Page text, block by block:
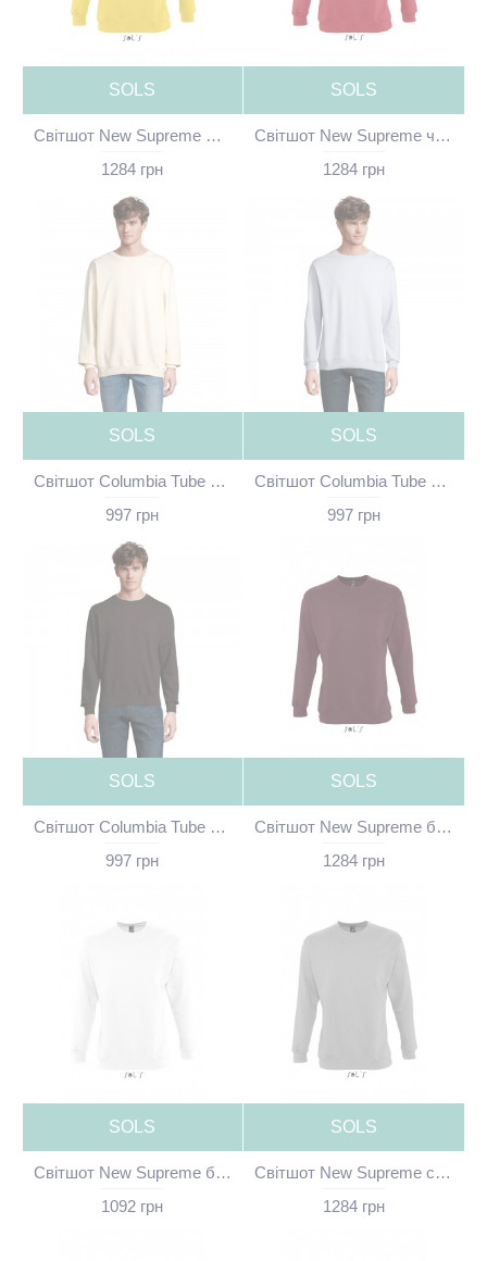
SOLS
Світшот New Supreme жовтий без принта - 13250301(SOLS)
1284 грн
SOLS
Світшот New Supreme червоний без принта - 13250145(SOLS)
1284 грн
SOLS
Світшот Columbia Tube світло-лимонний без принта - 03814A260(SOLS)
997 грн
SOLS
Світшот Columbia Tube пастельно-блакитний без принта - 03814A251(SOLS)
997 грн
SOLS
Світшот Columbia Tube чорний без принта - 03814A312(SOLS)
997 грн
SOLS
Світшот New Supreme бордовий без принта - 13250146(SOLS)
1284 грн
SOLS
Світшот New Supreme білий без принта - 13250102(SOLS)
1092 грн
SOLS
Світшот New Supreme сірий меланж без принта - 13250350(SOLS)
1284 грн